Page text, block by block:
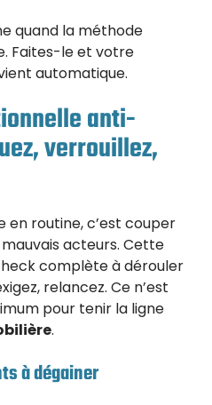
quand la méthode
Faites-le et votre
automatique.
anti-
verrouillez,
en routine, c’est couper
mauvais acteurs. Cette
complète à dérouler
relancez. Ce n’est
pour tenir la ligne
.
à dégainer